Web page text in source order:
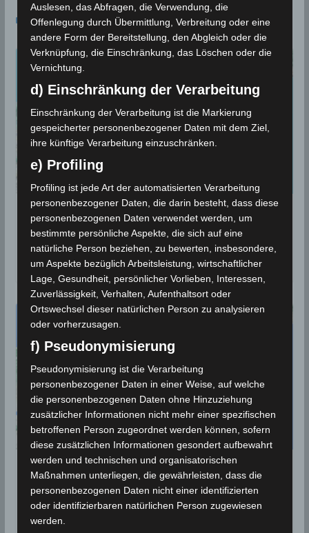
Das könnte dir auch gefallen
12 Juli 2024: Erdbeben im Gouvernorat
Kairouan, südöstlich von Siliana [M2.8]
13. Juli 2024
30 Mai 2024: Erdbeben nordwestlich
von Sidi El Hani (Sousse) [M2.7]
31. Mai 2024
Auslesen, das Abfragen, die Verwendung, die
Offenlegung durch Übermittlung, Verbreitung oder eine
andere Form der Bereitstellung, den Abgleich oder die
Verknüpfung, die Einschränkung, das Löschen oder die
Vernichtung.
d) Einschränkung der Verarbeitung
Einschränkung der Verarbeitung ist die Markierung
gespeicherter personenbezogener Daten mit dem Ziel,
ihre künftige Verarbeitung einzuschränken.
e) Profiling
Profiling ist jede Art der automatisierten Verarbeitung
personenbezogener Daten, die darin besteht, dass diese
personenbezogenen Daten verwendet werden, um
bestimmte persönliche Aspekte, die sich auf eine
natürliche Person beziehen, zu bewerten, insbesondere,
um Aspekte bezüglich Arbeitsleistung, wirtschaftlicher
Lage, Gesundheit, persönlicher Vorlieben, Interessen,
Zuverlässigkeit, Verhalten, Aufenthaltsort oder
Ortswechsel dieser natürlichen Person zu analysieren
oder vorherzusagen.
f) Pseudonymisierung
Pseudonymisierung ist die Verarbeitung
personenbezogener Daten in einer Weise, auf welche
die personenbezogenen Daten ohne Hinzuziehung
zusätzlicher Informationen nicht mehr einer spezifischen
betroffenen Person zugeordnet werden können, sofern
diese zusätzlichen Informationen gesondert aufbewahrt
werden und technischen und organisatorischen
Maßnahmen unterliegen, die gewährleisten, dass die
personenbezogenen Daten nicht einer identifizierten
oder identifizierbaren natürlichen Person zugewiesen
werden.